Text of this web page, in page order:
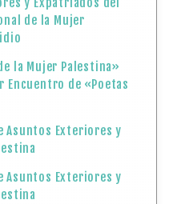
de la Mujer
la Mujer Palestina»
de «Poetas
Asuntos Exteriores y
Asuntos Exteriores y